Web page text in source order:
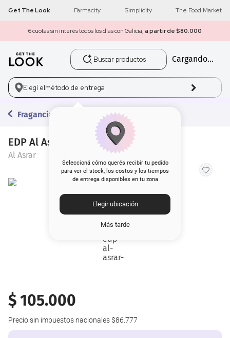
Get The Look Farmacity Simplicity The Food Market
6 cuotas sin interés todos los días con Galicia, a partir de $80.000
Buscar productos
Cargando...
Elegí elmétodo de entrega
Seleccioná cómo querés recibir tu pedido
para ver el stock, los costos y los tiempos
de entrega disponibles en tu zona
Elegir ubicación
Más tarde
Fragancias
EDP Al Asrar Ghayra x 100 ml
Al Asrar
$105.000
Precio sin impuestos nacionales $86.777
1 get the look
2 máscara pestañas
3.
5. corrector
6.